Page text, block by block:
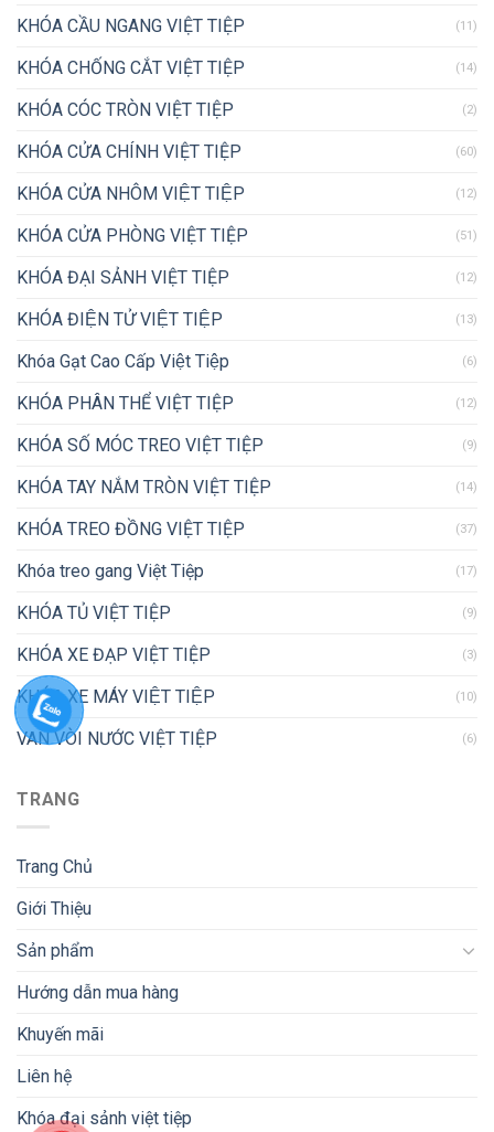
KHÓA CẦU NGANG VIỆT TIỆP (11)
KHÓA CHỐNG CẮT VIỆT TIỆP (14)
KHÓA CÓC TRÒN VIỆT TIỆP (2)
KHÓA CỬA CHÍNH VIỆT TIỆP (60)
KHÓA CỬA NHÔM VIỆT TIỆP (12)
KHÓA CỬA PHÒNG VIỆT TIỆP (51)
KHÓA ĐẠI SẢNH VIỆT TIỆP (12)
KHÓA ĐIỆN TỬ VIỆT TIỆP (13)
Khóa Gạt Cao Cấp Việt Tiệp (6)
KHÓA PHÂN THỂ VIỆT TIỆP (12)
KHÓA SỐ MÓC TREO VIỆT TIỆP (9)
KHÓA TAY NẮM TRÒN VIỆT TIỆP (14)
KHÓA TREO ĐỒNG VIỆT TIỆP (37)
Khóa treo gang Việt Tiệp (17)
KHÓA TỦ VIỆT TIỆP (9)
KHÓA XE ĐẠP VIỆT TIỆP (3)
KHÓA XE MÁY VIỆT TIỆP (10)
VAN VÒI NƯỚC VIỆT TIỆP (6)
TRANG
Trang Chủ
Giới Thiệu
Sản phẩm
Hướng dẫn mua hàng
Khuyến mãi
Liên hệ
Khóa đại sảnh việt tiệp